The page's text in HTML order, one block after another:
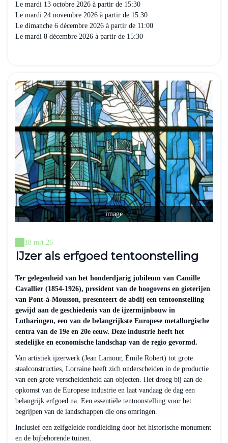
Le mardi 13 octobre 2026 à partir de 15:30
Le mardi 24 novembre 2026 à partir de 15:30
Le dimanche 6 décembre 2026 à partir de 11:00
Le mardi 8 décembre 2026 à partir de 15:30
image
18 mrt 26
IJzer als erfgoed tentoonstelling
Ter gelegenheid van het honderdjarig jubileum van Camille
Cavallier (1854-1926), president van de hoogovens en gieterijen
van Pont-à-Mousson, presenteert de abdij een tentoonstelling
gewijd aan de geschiedenis van de ijzermijnbouw in
Lotharingen, een van de belangrijkste Europese metallurgische
centra van de 19e en 20e eeuw. Deze industrie heeft het
stedelijke en economische landschap van de regio gevormd.
Van artistiek ijzerwerk (Jean Lamour, Émile Robert) tot grote
staalconstructies, Lorraine heeft zich onderscheiden in de productie
van een grote verscheidenheid aan objecten. Het droeg bij aan de
opkomst van de Europese industrie en laat vandaag de dag een
belangrijk erfgoed na. Een essentiële tentoonstelling voor het
begrijpen van de landschappen die ons omringen.
Inclusief een zelfgeleide rondleiding door het historische monument
en de bijbehorende tuinen.